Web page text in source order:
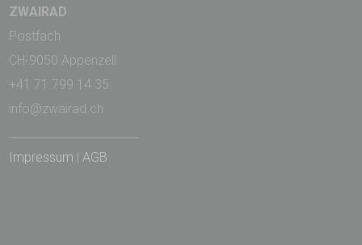
ZWAIRAD
Postfach
CH-9050 Appenzell
+41 71 799 14 35
info@zwairad.ch
Impressum |AGB